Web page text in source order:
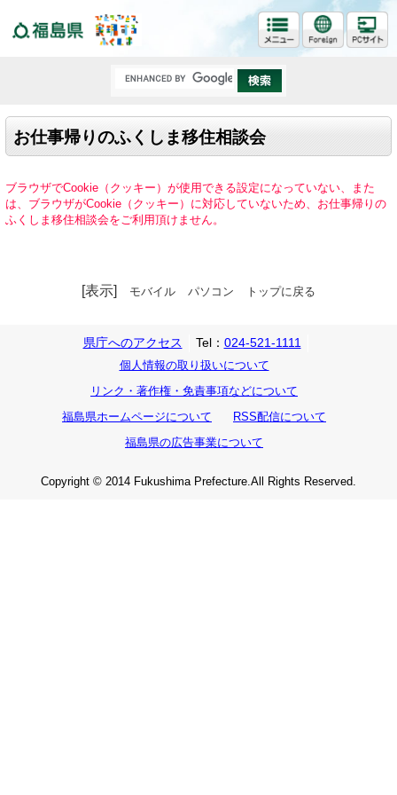
お仕事帰りのふくしま移住相談会
ブラウザでCookie（クッキー）が使用できる設定になっていない、また
は、ブラウザがCookie（クッキー）に対応していないため、お仕事帰りの
ふくしま移住相談会をご利用頂けません。
[表示] モバイル パソコン トップに戻る
県庁へのアクセス Tel： 024-521-1111
個人情報の取り扱いについて
リンク・著作権・免責事項などについて
福島県ホームページについて
RSS配信について
福島県の広告事業について
Copyright © 2014 Fukushima Prefecture.All Rights Reserved.